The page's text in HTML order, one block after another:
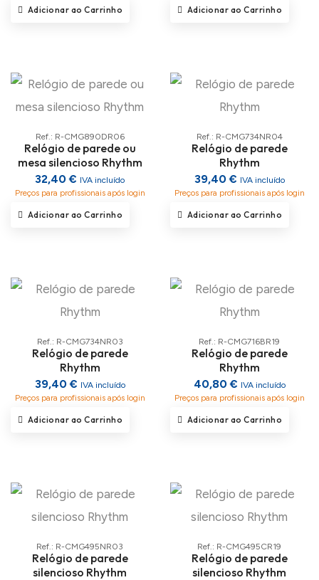
Adicionar ao Carrinho Adicionar ao Carrinho
Ref.: R-CMG890DR06
Relógio de parede ou
mesa silencioso Rhythm
32,40 € IVA incluído
Preços para profissionais após login
Adicionar ao Carrinho
Ref.: R-CMG734NR04
Relógio de parede
Rhythm
39,40 € IVA incluído
Preços para profissionais após login
Adicionar ao Carrinho
Ref.: R-CMG734NR03
Relógio de parede
Rhythm
39,40 € IVA incluído
Preços para profissionais após login
Adicionar ao Carrinho
Ref.: R-CMG716BR19
Relógio de parede
Rhythm
40,80 € IVA incluído
Preços para profissionais após login
Adicionar ao Carrinho
Ref.: R-CMG495NR03
Relógio de parede
silencioso Rhythm
Ref.: R-CMG495CR19
Relógio de parede
silencioso Rhythm